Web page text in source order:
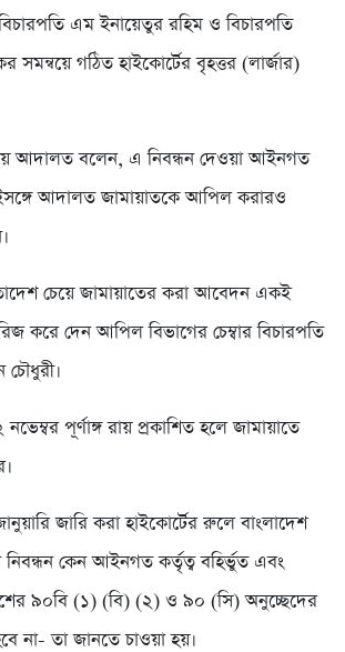
এম ইনায়েতুর রহিম ও বিচারপতি
সমন্বয়ে গঠিত হাইকোর্টের বৃহত্তর (লার্জার)
আদালত বলেন, এ নিবন্ধন দেওয়া আইনগত
আদালত জামায়াতকে আপিল করারও
চেয়ে জামায়াতের করা আবেদন একই
করে দেন আপিল বিভাগের চেম্বার বিচারপতি
পূর্ণাঙ্গ রায় প্রকাশিত হলে জামায়াতে
জারি করা হাইকোর্টের রুলে বাংলাদেশ
নিবন্ধন কেন আইনগত কর্তৃত্ব বহির্ভুত এবং
৯০বি (১) (বি) (২) ও ৯০ (সি) অনুচ্ছেদের
না- তা জানতে চাওয়া হয়।